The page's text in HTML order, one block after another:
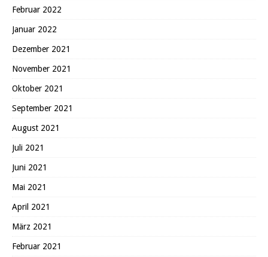
Februar 2022
Januar 2022
Dezember 2021
November 2021
Oktober 2021
September 2021
August 2021
Juli 2021
Juni 2021
Mai 2021
April 2021
März 2021
Februar 2021